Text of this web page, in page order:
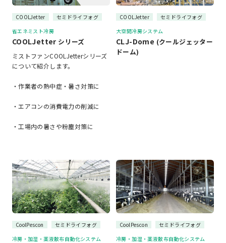
COOLJetter
セミドライフォグ
省エネミスト冷房
COOLJetter シリーズ
ミストファンCOOLJetterシリーズ
について紹介します。
・作業者の熱中症・暑さ対策に
・エアコンの消費電力の削減に
・工場内の暑さや粉塵対策に
COOLJetter
セミドライフォグ
大空間冷房システム
CLJ-Dome (クールジェッター
ドーム)
CoolPescon
セミドライフォグ
冷房・加湿・薬液散布自動化システム
CoolPescon
セミドライフォグ
冷房・加湿・薬液散布自動化システム